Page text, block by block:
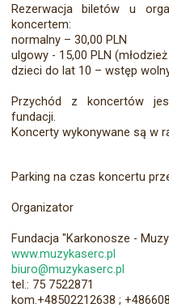
Rezerwacja biletów u
koncertem:
normalny – 30,00 PLN
ulgowy - 15,00 PLN
dzieci do lat 10 – wstęp
Przychód z koncertów
fundacji.
Koncerty wykonywane są w
Parking na czas koncertu
Organizator
Fundacja "Karkonosze -
www.muzykaserc.pl
biuro@muzykaserc.pl
tel.: 75 7522871
kom.+48502212638 ;